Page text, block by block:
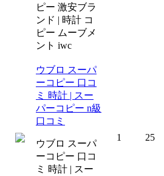
ピー 激安ブラ
ンド | 時計 コ
ピー ムーブメ
ント iwc
ウブロ スーパ
ーコピー 口コ
ミ 時計 | スー
パーコピー n級
口コミ
ウブロ スーパ
ーコピー 口コ
ミ 時計 | スー
1 25